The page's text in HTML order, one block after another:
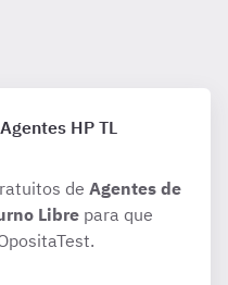
HP TL
de Agentes de
Librepara que